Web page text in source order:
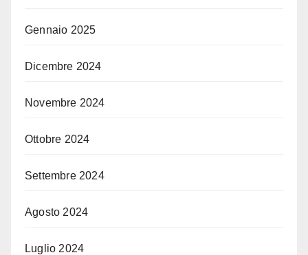
Gennaio 2025
Dicembre 2024
Novembre 2024
Ottobre 2024
Settembre 2024
Agosto 2024
Luglio 2024